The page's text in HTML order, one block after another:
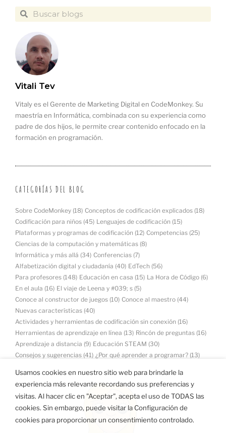
Vitali Tev
Vitaly es el Gerente de Marketing Digital en CodeMonkey. Su
maestría en Informática, combinada con su experiencia como
padre de dos hijos, le permite crear contenido enfocado en la
formación en programación.
CATEGORÍAS DEL BLOG
Sobre CodeMonkey (18) Conceptos de codificación explicados (18)
Codificación para niños (45) Lenguajes de codificación (15)
Plataformas y programas de codificación (12) Competencias (25)
Ciencias de la computación y matemáticas (8)
Informática y más allá (34) Conferencias (7)
Alfabetización digital y ciudadanía (40) EdTech (56)
Para profesores (148) Educación en casa (15) La Hora de Código (6)
En el aula (16) El viaje de Leena y #039; s (5)
Conoce al constructor de juegos (10) Conoce al maestro (44)
Nuevas características (40)
Actividades y herramientas de codificación sin conexión (16)
Herramientas de aprendizaje en línea (13) Rincón de preguntas (16)
Aprendizaje a distancia (9) Educación STEAM (30)
Consejos y sugerencias (41) ¿Por qué aprender a programar? (13)
Usamos cookies en nuestro sitio web para brindarle la
experiencia más relevante recordando sus preferencias y
visitas. Al hacer clic en "Aceptar", acepta el uso de TODAS las
cookies. Sin embargo, puede visitar la Configuración de
cookies para proporcionar un consentimiento controlado.